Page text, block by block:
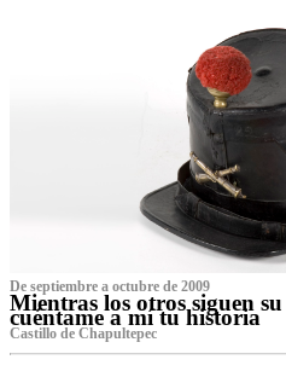
De septiembre a octubre de 2009
Mientras los otros siguen
cuéntame a mí tu historia
Castillo de Chapultepec